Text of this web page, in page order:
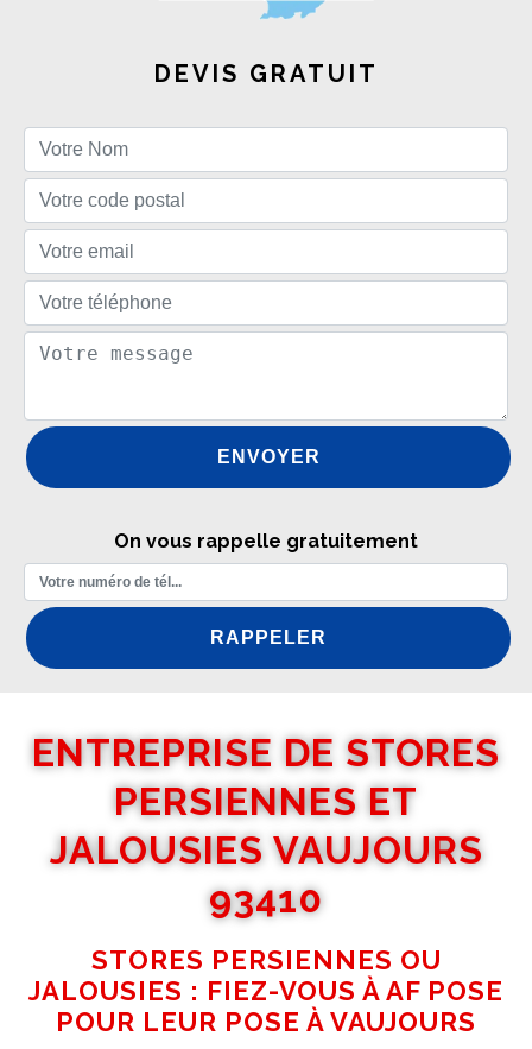
DEVIS GRATUIT
On vous rappelle gratuitement
ENTREPRISE DE STORES
PERSIENNES ET
JALOUSIES VAUJOURS
93410
STORES PERSIENNES OU
JALOUSIES : FIEZ-VOUS À AF POSE
POUR LEUR POSE À VAUJOURS